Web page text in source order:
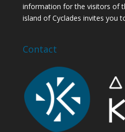
information for the visitors of
island of Cyclades invites you
Contact